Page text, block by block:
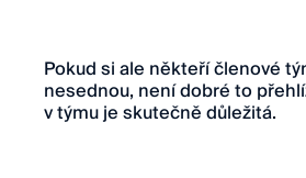
Pokud si ale někteří členové
nesednou, není dobré to
v týmu je skutečně důležitá.